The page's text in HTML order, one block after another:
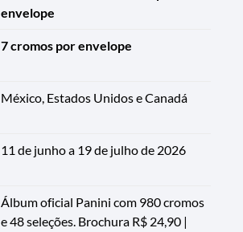
envelope
7 cromos por envelope
México, Estados Unidos e Canadá
11 de junho a 19 de julho de 2026
Álbum oficial Panini com 980 cromos
e 48 seleções. Brochura R$ 24,90 |